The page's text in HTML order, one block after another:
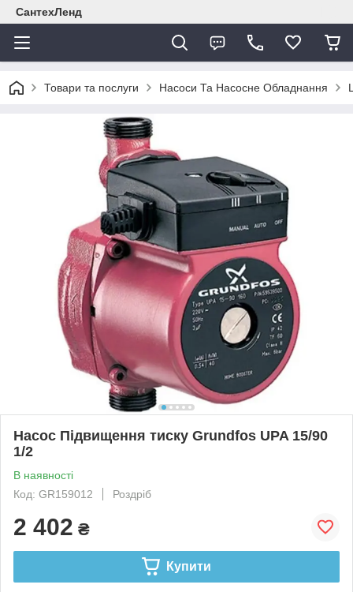
СантехЛенд
Товари та послуги Насоси Та Насосне Обладнання
Насос Підвищення тиску Grundfos UPA 15/90
1/2
В наявності
Код: GR159012
Роздріб
2 402 ₴
Купити